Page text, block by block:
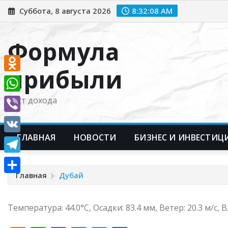
Перейти
к
Суббота, 8 августа 2026 8:32:09 AM
Формула
прибыли
Рост дохода
ГЛАВНАЯ НОВОСТИ БИЗНЕС И
Главная Дубай
Температура: 44.0°C, Осадки: 83.4 мм, Ветер: 20.3 м/с,
Odnoklassniki
WhatsApp
Viber
VK
Telegram
Отправить